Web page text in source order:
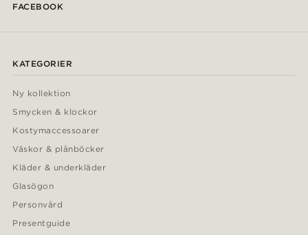
FACEBOOK
KATEGORIER
Ny kollektion
Smycken & klockor
Kostymaccessoarer
Väskor & plånböcker
Kläder & underkläder
Glasögon
Personvård
Presentguide